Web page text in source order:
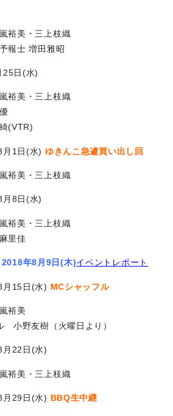
美・三上枝織
士 増田雅昭
日(水)
美・三上枝織
(VTR)
1日(水) ゆきんこ急遽買い出し回
美・三上枝織
8日(水)
美・三上枝織
里佳
2018年8月9日(木)イベントレポート
15日(水) MCシャッフル
裕美
小野友樹（火曜日より）
22日(水)
美・三上枝織
29日(水) BBQ生中継